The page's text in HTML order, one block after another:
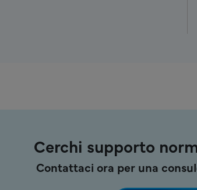
Cerchi supporto
Contattaci ora per una